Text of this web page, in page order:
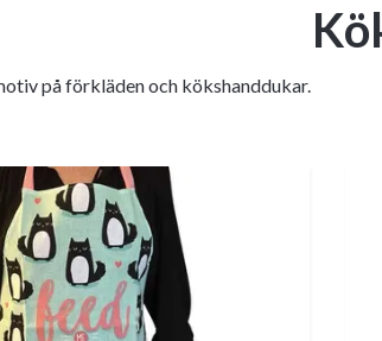
på förkläden och kökshanddukar.